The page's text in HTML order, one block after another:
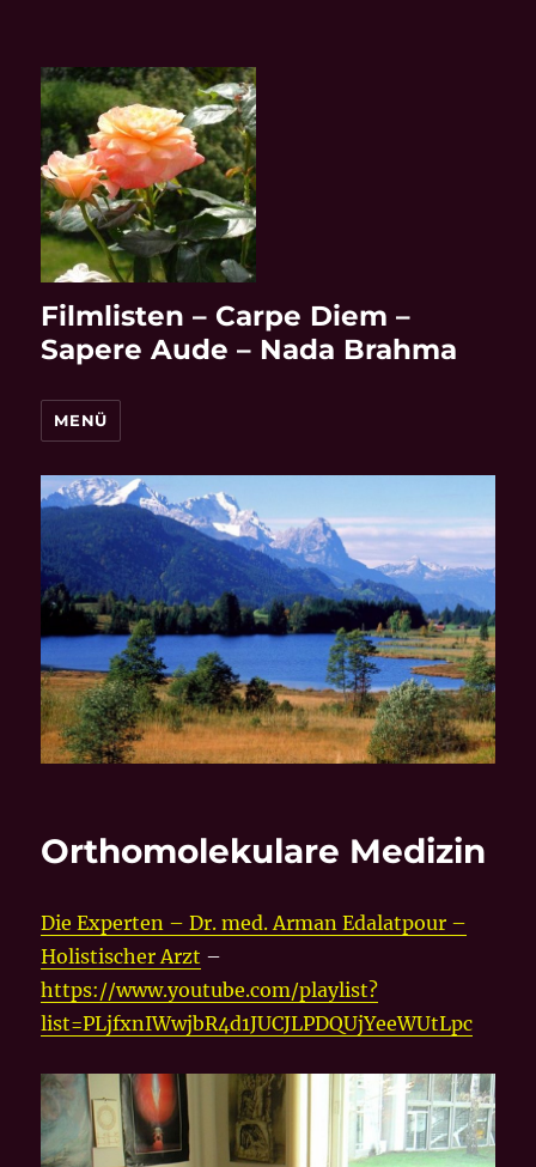
Filmlisten – Carpe Diem –
Sapere Aude – Nada Brahma
MENÜ
Orthomolekulare Medizin
Die Experten – Dr. med. Arman Edalatpour –
Holistischer Arzt –
https://www.youtube.com/playlist?
list=PLjfxnIWwjbR4d1JUCJLPDQUjYeeWUtLpc